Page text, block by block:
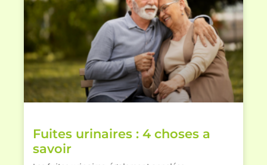
Fuites urinaires : 4 choses a
savoir